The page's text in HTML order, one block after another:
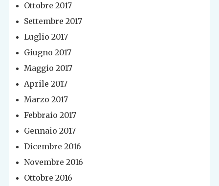
Ottobre 2017
Settembre 2017
Luglio 2017
Giugno 2017
Maggio 2017
Aprile 2017
Marzo 2017
Febbraio 2017
Gennaio 2017
Dicembre 2016
Novembre 2016
Ottobre 2016